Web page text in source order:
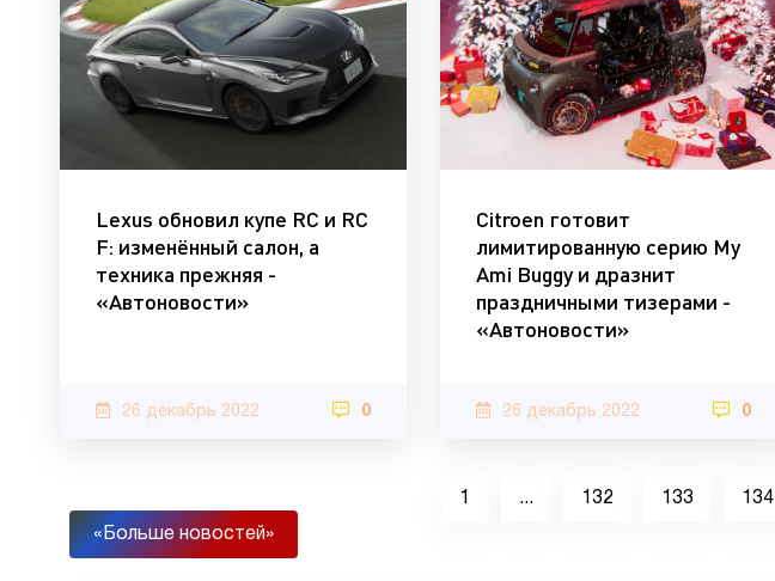
Lexus обновил купе RC и RC
F: изменённый салон, а
техника прежняя -
«Автоновости»
26 декабрь 2022 0
Citroen готовит
лимитированную серию My
Ami Buggy и дразнит
праздничными тизерами -
«Автоновости»
26 декабрь 2022 0
«Больше новостей»
1 ... 132 133 134